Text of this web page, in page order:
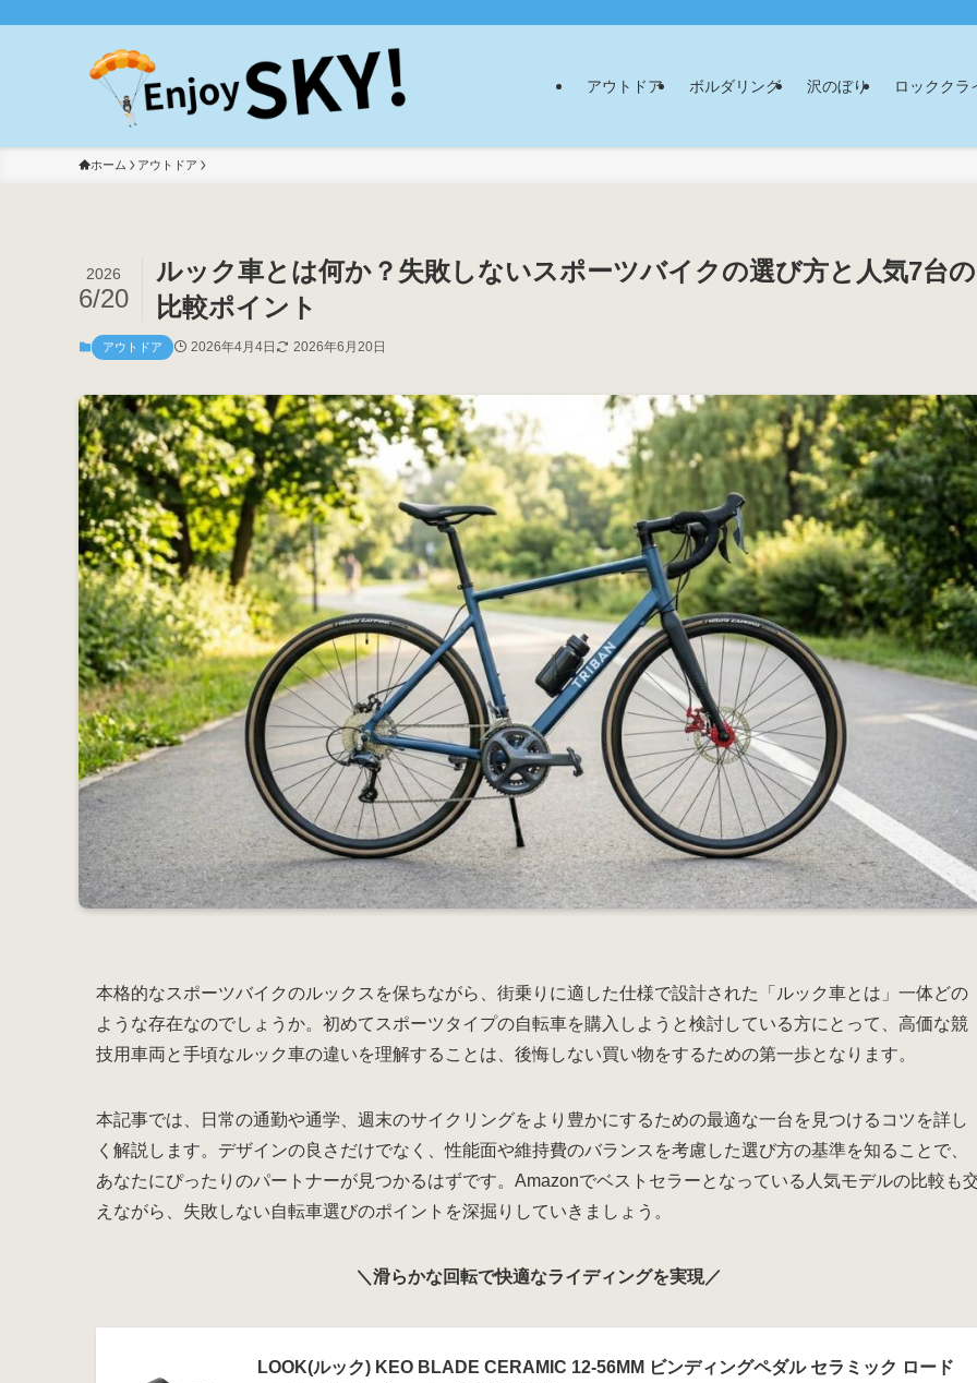
アウトドア ボルダリング 沢のぼり ロッククラ
ホーム アウトドア
ルック車とは何か？失敗しないスポーツバイクの選び方と人気7台の
比較ポイント
2026
6/20
アウトドア 2026年4月4日 2026年6月20日
本格的なスポーツバイクのルックスを保ちながら、街乗りに適した仕様で設計された「ルック車とは」一体どの
ような存在なのでしょうか。初めてスポーツタイプの自転車を購入しようと検討している方にとって、高価な競
技用車両と手頃なルック車の違いを理解することは、後悔しない買い物をするための第一歩となります。
本記事では、日常の通勤や通学、週末のサイクリングをより豊かにするための最適な一台を見つけるコツを詳し
く解説します。デザインの良さだけでなく、性能面や維持費のバランスを考慮した選び方の基準を知ることで、
あなたにぴったりのパートナーが見つかるはずです。Amazonでベストセラーとなっている人気モデルの比較も
えながら、失敗しない自転車選びのポイントを深掘りしていきましょう。
＼滑らかな回転で快適なライディングを実現／
LOOK(ルック) KEO BLADE CERAMIC 12-56MM ビンディングペダル セラミック ロード